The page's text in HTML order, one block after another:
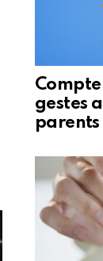
gestes
parents